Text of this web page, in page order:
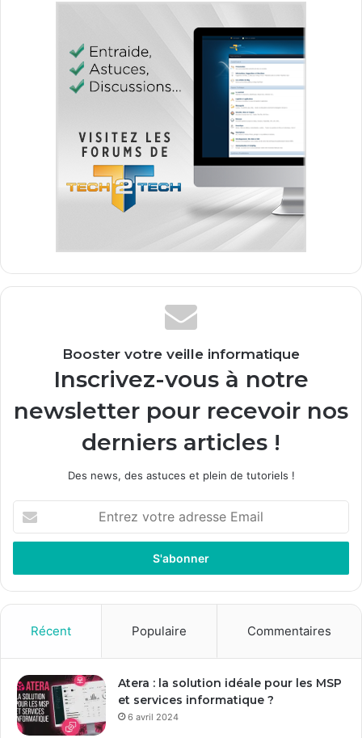
Booster votre veille informatique
Inscrivez-vous à notre
newsletter pour recevoir nos
derniers articles !
Des news, des astuces et plein de tutoriels !
t
e
z
r
e
a
d
Récent Populaire Commentaires
Atera : la solution idéale pour les MSP
et services informatique ?
6 avril 2024